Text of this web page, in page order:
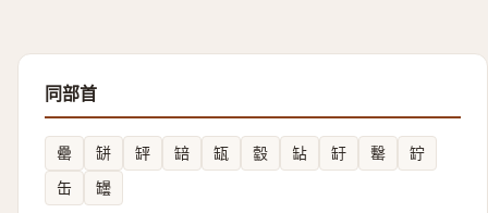
同部首
罍 缾 䍈 䍌 缻 䍍 䍄 䍂 罊
䍆
缶
罎